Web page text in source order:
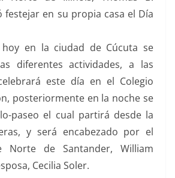
festejar en su propia casa el Día
en la ciudad de Cúcuta se
diferentes actividades, a las
este día en el Colegio
posteriormente en la noche se
paseo el cual partirá desde la
y será encabezado por el
Norte de Santander, William
Cecilia Soler.